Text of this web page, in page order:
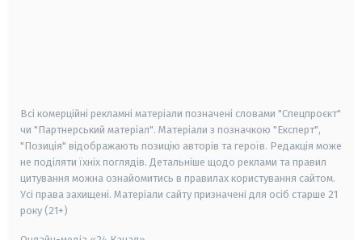
Всі комерційні рекламні матеріали позначені словами "Спецпроєкт"
чи "Партнерський матеріал". Матеріали з позначкою "Експерт",
"Позиція" відображають позицію авторів та героїв. Редакція може
не поділяти їхніх поглядів. Детальніше щодо реклами та правил
цитування можна ознайомитись в правилах користування сайтом.
Усі права захищені. Матеріали сайту призначені для осіб старше 21
року (21+)